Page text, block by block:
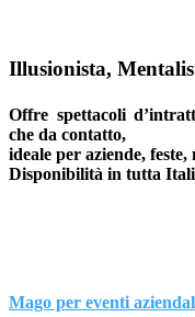
Illusionista,
Offre spettacoli
che da contatto,
ideale per aziende,
Disponibilità in tutta
Mago per eventi